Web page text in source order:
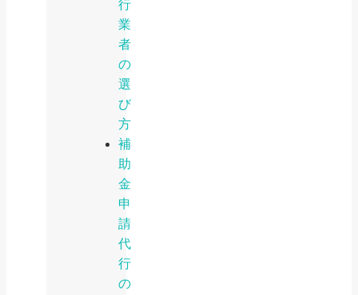
行
業
者
の
選
び
方
補
助
金
申
請
代
行
の